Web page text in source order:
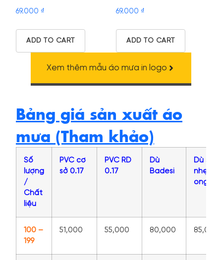
69.000 ₫
ADD TO CART
69.000 ₫
ADD TO CART
Xem thêm mẫu áo mưa in logo
Bảng giá sản xuất áo
mưa (Tham khảo)
Số
lượng
/
Chất
liệu
PVC cơ
sở 0.17
PVC RD
0.17
Dù
Badesi
Dù siêu
nhẹ tổ
ong
100 –
199
51,000 55,000 80,000 85,000